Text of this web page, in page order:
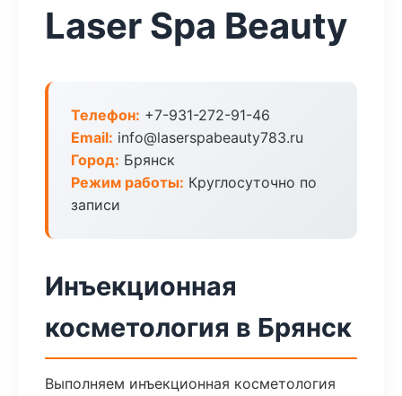
Laser Spa Beauty
Телефон: +7-931-272-91-46
Email: info@laserspabeauty783.ru
Город: Брянск
Режим работы: Круглосуточно по
записи
Инъекционная
косметология в Брянск
Выполняем инъекционная косметология